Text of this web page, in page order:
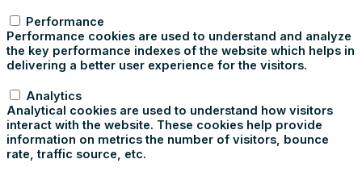
Performance
Performance cookies are used to understand and analyze
the key performance indexes of the website which helps in
delivering a better user experience for the visitors.
Analytics
Analytical cookies are used to understand how visitors
interact with the website. These cookies help provide
information on metrics the number of visitors, bounce
rate, traffic source, etc.